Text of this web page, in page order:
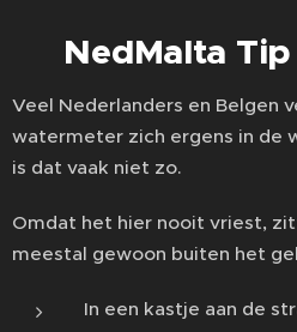
NedMalta Tip
Veel Nederlanders en Belgen
watermeter zich ergens in de
is dat vaak niet zo.
Omdat het hier nooit vriest,
meestal gewoon buiten het
In een kastje aan de